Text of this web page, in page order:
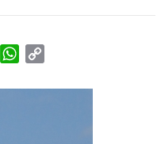
TelegramWhatsApp